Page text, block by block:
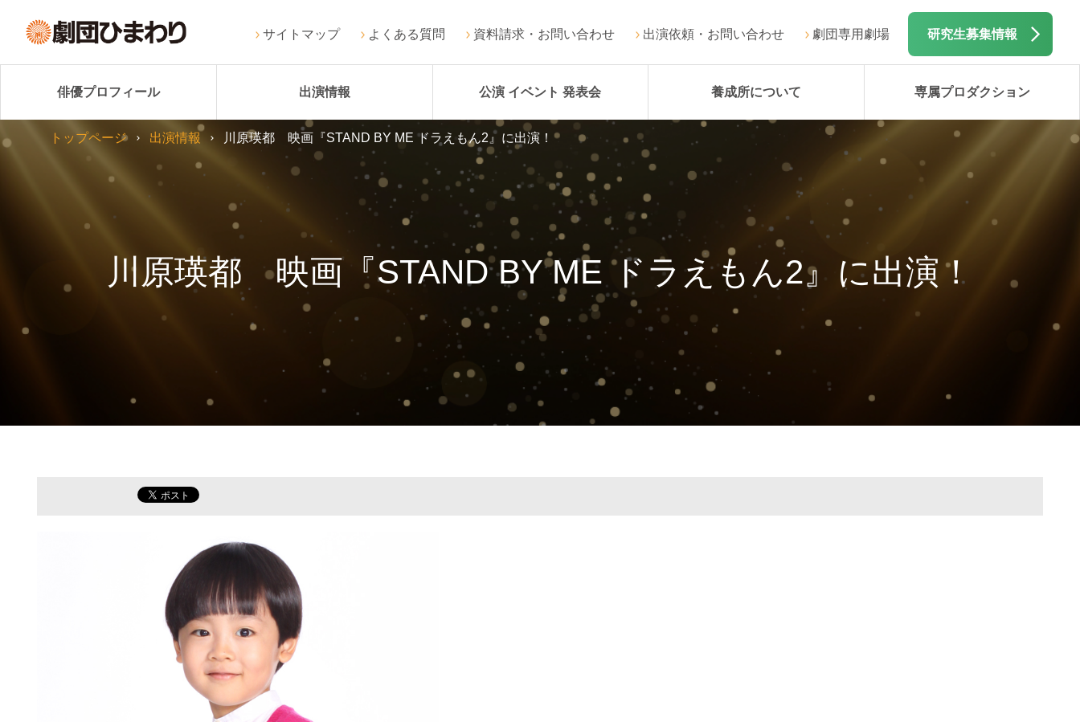
サイトマップ よくある質問 資料請求・お問い合わせ 出演依頼・お問い合わせ 劇団専用劇場 研究生募集情報
俳優プロフィール 出演情報 公演 イベント 発表会 養成所について 専属プロダクション
川原瑛都 映画『STAND BY ME ドラえもん2』に出演！
トップページ 出演情報 川原瑛都 映画『STAND BY ME ドラえもん2』に出演！